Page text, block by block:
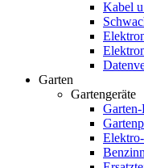
Kabel
Garten
Gartengeräte